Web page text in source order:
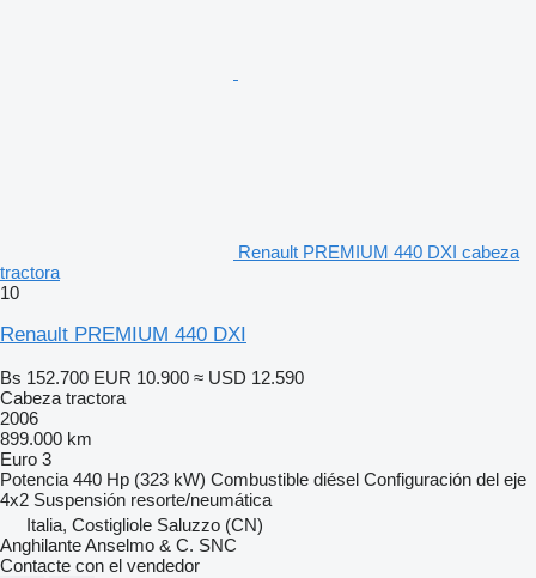
Renault PREMIUM 440 DXI cabeza
tractora
10
Renault PREMIUM 440 DXI
Bs 152.700 EUR 10.900 ≈ USD 12.590
Cabeza tractora
2006
899.000 km
Euro 3
Potencia 440 Hp (323 kW) Combustible diésel Configuración del eje
4x2 Suspensión resorte/neumática
Italia, Costigliole Saluzzo (CN)
Anghilante Anselmo & C. SNC
Contacte con el vendedor